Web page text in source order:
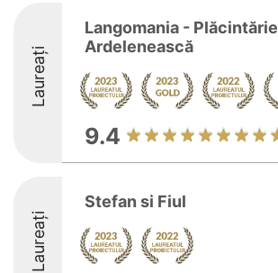
Laureați
Langomania - Plăcintărie
Ardelenească
9.4
Laureați
Stefan si Fiul